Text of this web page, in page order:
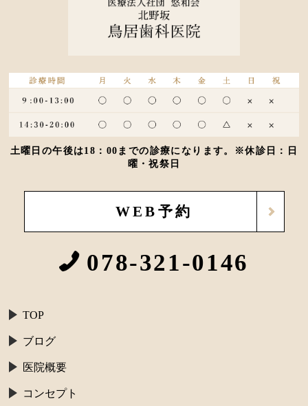
土曜日の午後は18：00までの診療になります。※休診日：日
曜・祝祭日
WEB予約
078-321-0146
TOP
ブログ
医院概要
コンセプト